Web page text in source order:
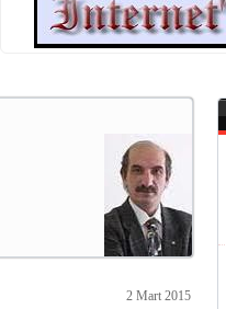
2 Mart 2015